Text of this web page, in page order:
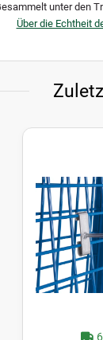
unter den
Über die Echtheit